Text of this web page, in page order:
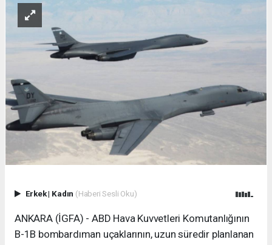
Erkek| Kadın (Haberi Sesli Oku)
ANKARA (İGFA) - ABD Hava Kuvvetleri Komutanlığının
B-1B bombardıman uçaklarının, uzun süredir planlanan